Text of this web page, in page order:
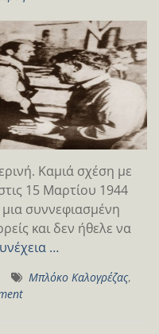
Καμιά σχέση με
15 Μαρτίου 1944
συννεφιασμένη
και δεν ήθελε να
…
Mπλόκο Καλογρέζας,